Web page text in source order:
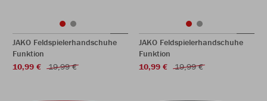
JAKO Feldspielerhandschuhe
Funktion
10,99 €
19,99 €
JAKO Feldspielerhandschuhe
Funktion
10,99 €
19,99 €